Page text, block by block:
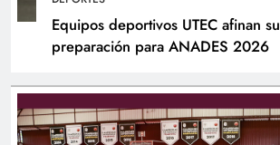
Equipos deportivos UTEC afinan su
preparación para ANADES 2026